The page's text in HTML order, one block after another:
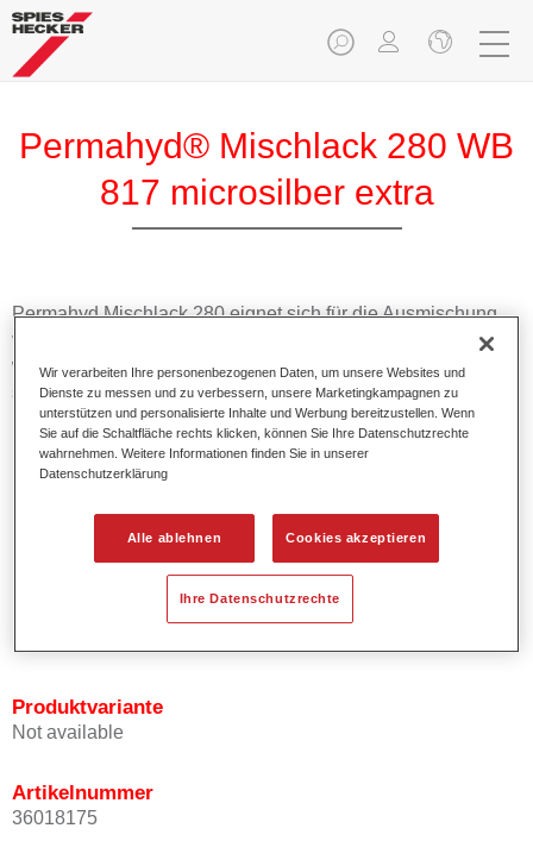
Permahyd® Mischlack 280 WB
817 microsilber extra
Permahyd Mischlack 280 eignet sich für die Ausmischung
von Permahyd Perlmutt Basislack 285, einem hochwertigen
wasserverdünnbaren Basislacksystem. Es basiert auf einer
speziellen PU-Dispersionstechnologie für Uni- und
Effektlackierungen.
Produktmerkmale
1,5 Spritzgängen.
Bietet ein gutes Standvermögen.
Verfügt über ein hohes Deckvermögen.
Besitzt eine hohe Farbtongenauigkeit.
Produktvariante
Not available
Artikelnummer
36018175
Wir verarbeiten Ihre personenbezogenen Daten, um unsere Websites und
Dienste zu messen und zu verbessern, unsere Marketingkampagnen zu
unterstützen und personalisierte Inhalte und Werbung bereitzustellen. Wenn
Sie auf die Schaltfläche rechts klicken, können Sie Ihre Datenschutzrechte
wahrnehmen. Weitere Informationen finden Sie in unserer
Datenschutzerklärung
Alle ablehnen Cookies akzeptieren
Ihre Datenschutzrechte